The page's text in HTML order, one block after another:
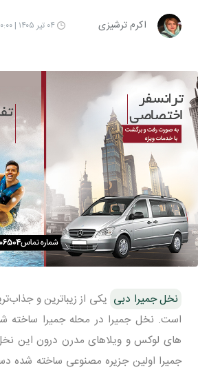
اکرم ترشیزی ۰۴ تیر ۱۴۰۵ | ۱۰:۰۰
نخل جمیرا دبی یکی از زیباترین و
است. نخل جمیرا در محله جمیرا ساخته
های لوکس و ویلاهای مدرن درون این
جمیرا اولین جزیره مصنوعی ساخته شده